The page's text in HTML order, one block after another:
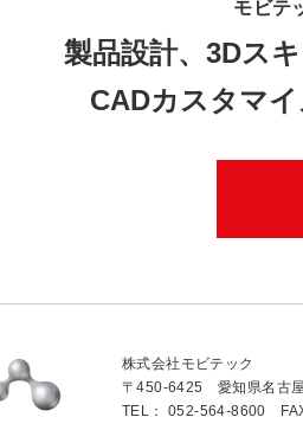
モビテ
製品設計、3Dス
CADカスタマ
株式会社モビテック
〒450-6425 愛知県名古
TEL： 052-564-8600